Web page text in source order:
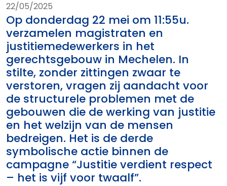
22/05/2025
Op donderdag 22 mei om 11:55u.
verzamelen magistraten en
justitiemedewerkers in het
gerechtsgebouw in Mechelen. In
stilte, zonder zittingen zwaar te
verstoren, vragen zij aandacht voor
de structurele problemen met de
gebouwen die de werking van justitie
en het welzijn van de mensen
bedreigen. Het is de derde
symbolische actie binnen de
campagne “Justitie verdient respect
– het is vijf voor twaalf”.